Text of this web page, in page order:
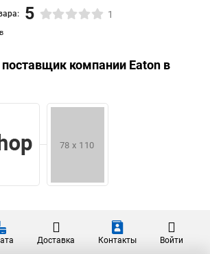
5 1
компании Eaton в
Доставка Контакты Войти